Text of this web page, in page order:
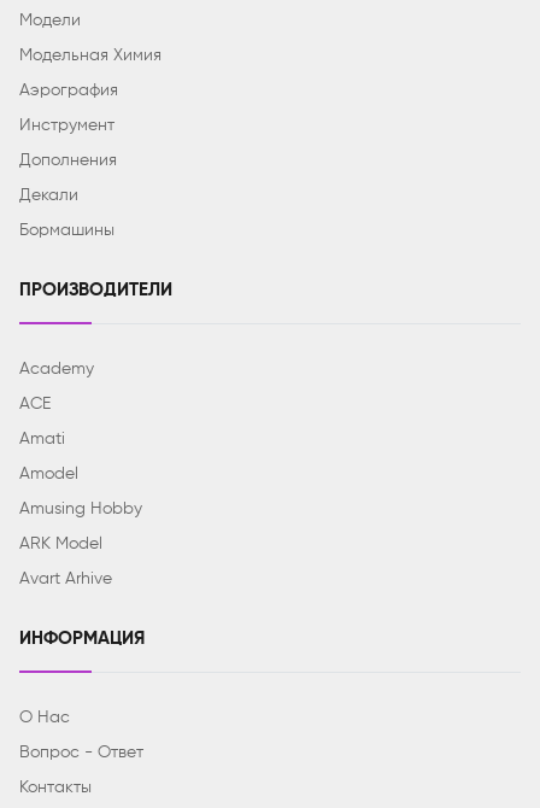
Модели
Модельная Химия
Аэрография
Инструмент
Дополнения
Декали
Бормашины
ПРОИЗВОДИТЕЛИ
Academy
ACE
Amati
Amodel
Amusing Hobby
ARK Model
Avart Arhive
ИНФОРМАЦИЯ
О Нас
Вопрос - Ответ
Контакты